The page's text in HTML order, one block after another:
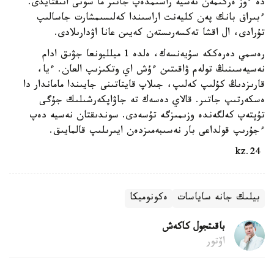
دە ءوز ەركىمەن نەسيە راسىمدەپ جاتىر ما سونى انىقتايدى.
ءبىراق بانك پەن كليەنت اراسىندا كەلىسىمشارت جاسالىپ
تۇرادى، ال اقشا تەكسەرىستەن كەيىن عانا اۋدارىلادى.
رەسمي دەرەككە سۇيەنسەك، ەلدە 1 ميلليونعا جۋىق ادام
نەسيەسىنىڭ تولەم ۋاقىتىن ءۇش اي وتكىزىپ العان. ءيا،
قارىزدىڭ كۇلىپ كەلىپ، جىلاپ قايتاتىنى جايىندا ماماندار دا
ەسكەرتىپ جاتىر. قالاي دەسەك تە جاۋاپكەرشىلىك جۇگى
تۇپتەپ كەلگەندە وزىمىزگە تۇسەدى. سوندىقتان نەسيە دەپ
ءجۇرىپ قولداعى بار نەسىبەمىزدەن ايىرىلىپ قالمايىق.
بيلىك جانە ساياسات ەكونوميكا
باقىتجول كاكەش
اۆتور